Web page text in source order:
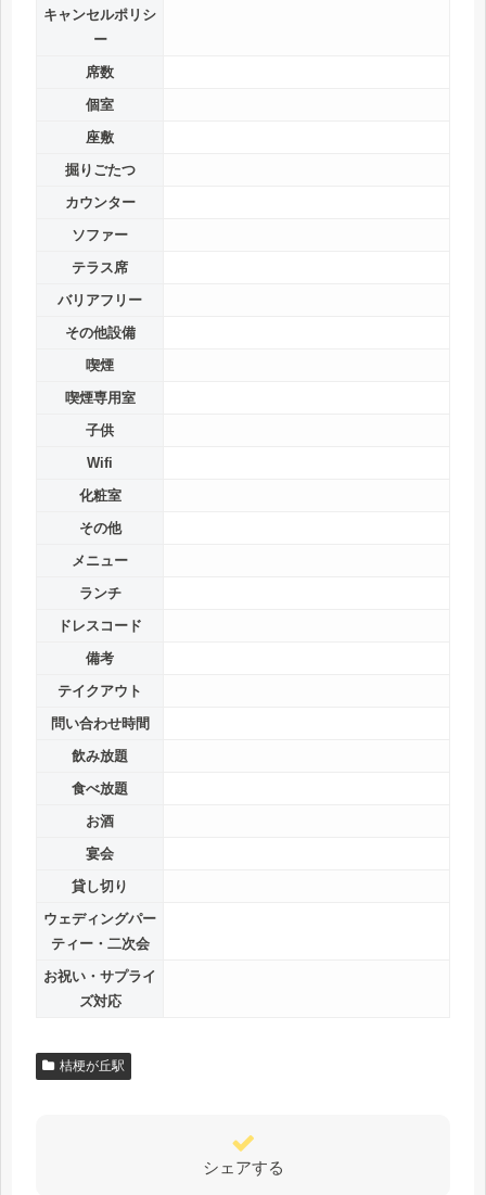
キャンセルポリシ
ー
席数
個室
座敷
掘りごたつ
カウンター
ソファー
テラス席
バリアフリー
その他設備
喫煙
喫煙専用室
子供
Wifi
化粧室
その他
メニュー
ランチ
ドレスコード
備考
テイクアウト
問い合わせ時間
飲み放題
食べ放題
お酒
宴会
貸し切り
ウェディングパー
ティー・二次会
お祝い・サプライ
ズ対応
桔梗が丘駅
シェアする